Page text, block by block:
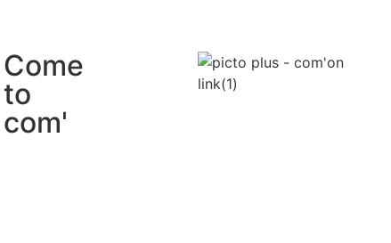
Come
to
com'